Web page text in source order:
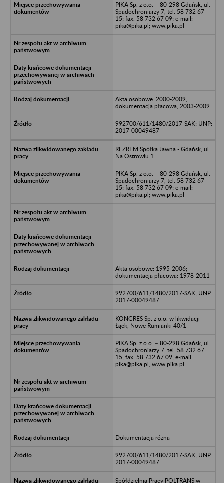
PIKA Sp. z o.o. – 80-298 Gdańsk, ul.
Spadochroniarzy 7, tel. 58 732 67
15; fax. 58 732 67 09; e-mail:
pika@pika.pl; www.pika.pl
Akta osobowe: 2000-2009;
dokumentacja płacowa; 2003-2009
992700/611/1480/2017-SAK; UNP:
2017-00049487
REZREM Spółka Jawna - Gdańsk, ul.
Na Ostrowiu 1
PIKA Sp. z o.o. – 80-298 Gdańsk, ul.
Spadochroniarzy 7, tel. 58 732 67
15; fax. 58 732 67 09; e-mail:
pika@pika.pl; www.pika.pl
Akta osobowe: 1995-2006;
dokumentacja płacowa: 1978-2011
992700/611/1480/2017-SAK; UNP:
2017-00049487
KONGRES Sp. z o.o. w likwidacji -
Łąck, Nowe Rumianki 40/1
PIKA Sp. z o.o. – 80-298 Gdańsk, ul.
Spadochroniarzy 7, tel. 58 732 67
15; fax. 58 732 67 09; e-mail:
pika@pika.pl; www.pika.pl
Dokumentacja różna
992700/611/1480/2017-SAK; UNP:
2017-00049487
Spółdzielnia Pracy POLTRANS w